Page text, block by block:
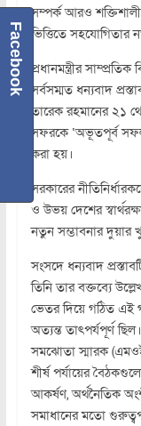
সম্পর্ক আরও শক্তিশালী
ভিত্তিতে সহযোগিতার
প্রধানমন্ত্রীর
সর্বসম্মত ধন্যবাদ
তারেক রহমানের ২১
সফরকে ‘অভূতপূর্ব
করা হয়।
সরকারের
ও উভয় দেশের
নতুন সম্ভাবনার দুয়ার
সংসদে ধন্যবাদ
তিনি তার বক্তব্যে
ভেতর দিয়ে গঠিত এই
অত্যন্ত তাৎপর্যপূর্ণ
সমঝোতা স্মারক
শীর্ষ পর্যায়ের
আকর্ষণ, অর্থনৈতিক
সমাধানের মতো
Facebook